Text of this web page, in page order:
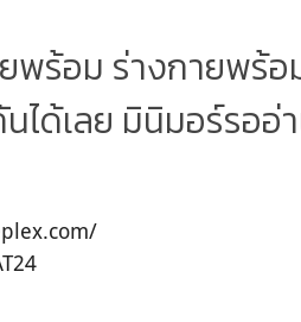
พร้อม ร่างกายพร้อ
ได้เลย มินิมอร์รออ่